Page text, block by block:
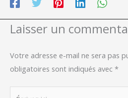
Laisser un
Votre adresse e-mail ne sera pas
obligatoires sont indiqués avec *